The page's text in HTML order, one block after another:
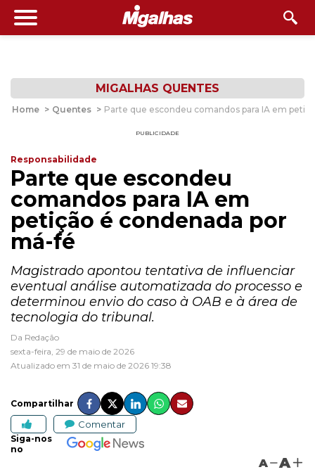
MIGALHAS QUENTES
Home > Quentes > Parte que escondeu comandos para IA em
PUBLICIDADE
Responsabilidade
Parte que escondeu
comandos para IA em
petição é condenada por
má-fé
Magistrado apontou tentativa de influenciar
eventual análise automatizada do processo e
determinou envio do caso à OAB e à área de
tecnologia do tribunal.
Da Redação
sexta-feira, 29 de maio de 2026
Atualizado em 31 de maio de 2026 19:38
Compartilhar
Comentar
Siga-nos
no
A A